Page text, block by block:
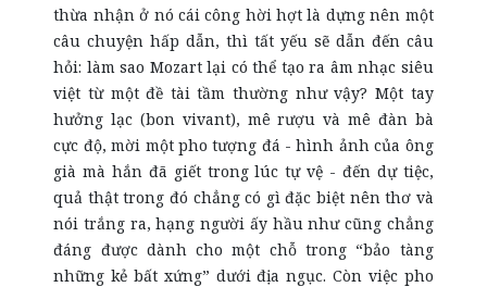
thừa nhận ở nó cái công hời hợt là dựng nên một
câu chuyện hấp dẫn, thì tất yếu sẽ dẫn đến câu
hỏi: làm sao Mozart lại có thể tạo ra âm nhạc siêu
việt từ một đề tài tầm thường như vậy? Một tay
hưởng lạc (bon vivant), mê rượu và mê đàn bà
cực độ, mời một pho tượng đá - hình ảnh của ông
già mà hắn đã giết trong lúc tự vệ - đến dự tiệc,
quả thật trong đó chẳng có gì đặc biệt nên thơ và
nói trắng ra, hạng người ấy hầu như cũng chẳng
đáng được dành cho một chỗ trong “bảo tàng
những kẻ bất xứng” dưới địa ngục. Còn việc pho